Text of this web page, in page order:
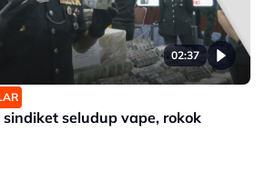
02:37
seludup vape, rokok